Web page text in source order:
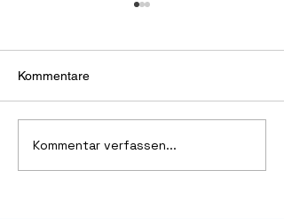
19. Kunsthandwerksmarkt
„Feria de Artesanía de
Kommentare
Kommentar verfassen...